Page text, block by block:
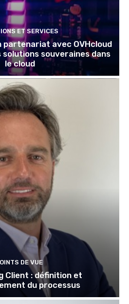
ET SERVICES
partenariat avec OVHcloud
solutions souveraines dans
le cloud
DE VUE
Client : définition et
du processus